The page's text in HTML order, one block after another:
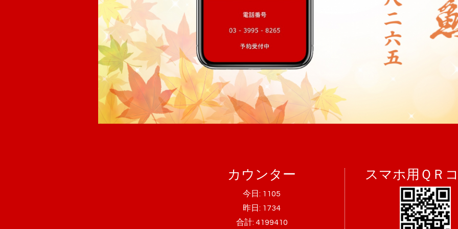
カウンター
今日: 1105
昨日: 1734
合計: 4199410
スマホ用ＱＲ